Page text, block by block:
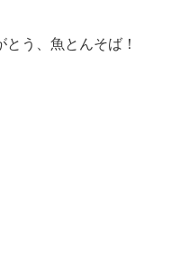
う、魚とんそば！